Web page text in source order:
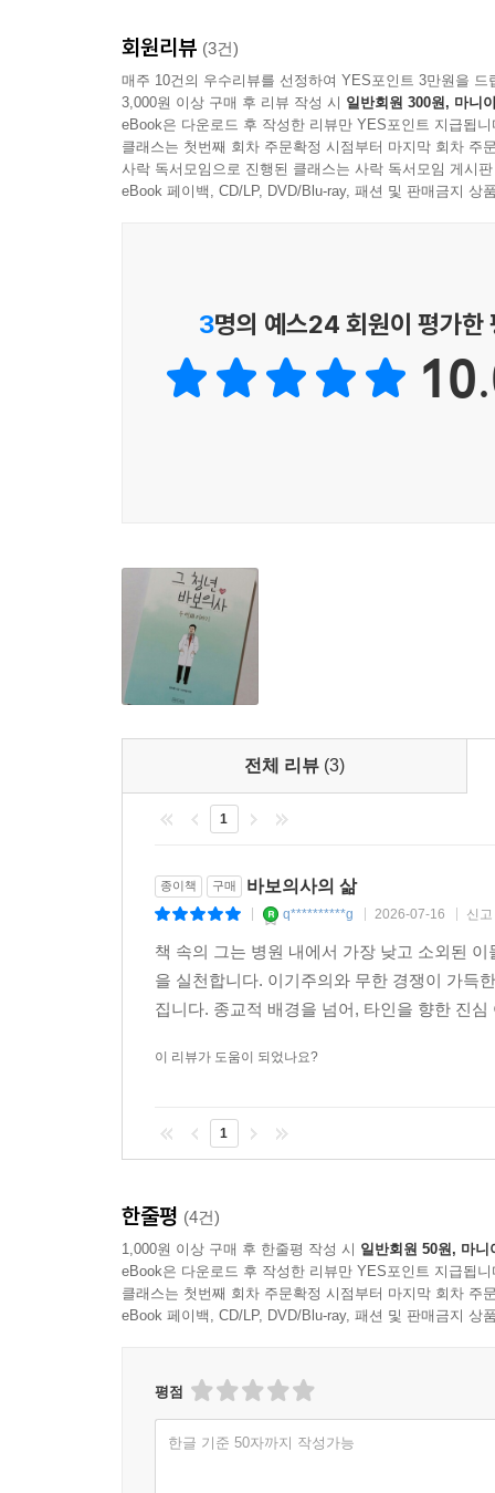
--- pp.117-118
나는 두 가지를 생각했다. 한 가지는 ‘주님을 만
이 노래를 부르고 있는 사람의 말을 들어 보면 결
는 마음이 내게 있는가?’라는 질문이었다.
육신이 피곤하면 이내 하나님을 잊어버리는 나.
책인 『그 청년 바보의사』의 표지에는 이런 글
오신 그리스도라는 사실을 기억할 수 있을까?”
저는 매주 수천 명의 회중 앞에서 설교를 합니다.
있는 한 사람 한 사람에게 얼마나 진지했는지,
부끄러웠습니다. 무엇보다 그를 사랑했던 열한
추억하며 하늘나라에서 만날 것을 기다리는 사람
예수님만 바라보고 산 사람이기 때문이죠. 세상
이 책을 보니 저도 바보처럼 살아가야겠다는 마
아니었고, 물질의 복이나 장수의 복을 누린 것도
죽음이 생명이 되고, 절망이 희망이 된 역설입
되었습니다. 그리고 세태에 찌든 우리에게 요청
- 김신곤 (고려대학교 의과대학 교수)
곁을 이제 잠시 떠났지만, 그 선한 영향력은 세상
책이 빛을 보는데 작은 기여를 한 것이 저의 가장
마음을 회복하곤 합니다.
- 김진용 (차움병원 병원장)
성경은 온통 ‘사람이야기’로 가득합니다. 예수님
그의 이야기를 이어가는 전달자로 세워지며,
더군다나 성경이 말하는 진짜 ‘사람’ 이야기가
녹여 믿음의 움을 틔우게 되길 기대합니다.
- 송태근 (삼일교회 담임목사)
지금쯤 중년이 되었을) 한 청년이 있다. 그는 현
추구하는 앎과 삶을 통합한 자신의 삶을 풀어낸다
그래서 그의 글들 이면의 죄된 모습도 없지 않았
값비싼 용서를 받은 죄인이었다. 그래서 더욱 그
바라볼 수 있다.
- 이정규 (시광교회 담임목사)
종류의 삶을 살아 냈다. 가늘고 길게라고 외치
울리는 하나님의 말씀에 귀를 기울일 것인가 말
회원리뷰 (3건)
매주 10건의 우수리뷰를 선정하여 YES포인트 3만원을 드
3,000원 이상 구매 후 리뷰 작성 시 일반회원 300원, 마니
eBook은 다운로드 후 작성한 리뷰만 YES포인트 지급됩니
클래스는 첫번째 회차 주문확정 시점부터 마지막 회차 주
사락 독서모임으로 진행된 클래스는 사락 독서모임 게시
eBook 페이백, CD/LP, DVD/Blu-ray, 패션 및 판매금지 상
3명의 예스24 회원이 평가한
전체 리뷰 (3)
1
종이책 구매 바보의사의 삶
q**********g 2026-07-16 신고
책 속의 그는 병원 내에서 가장 낮고 소외된
을 실천합니다. 이기주의와 무한 경쟁이 가득
집니다. 종교적 배경을 넘어, 타인을 향한 진
이 리뷰가 도움이 되었나요?
1
한줄평 (4건)
1,000원 이상 구매 후 한줄평 작성 시 일반회원 50원, 마니
eBook은 다운로드 후 작성한 리뷰만 YES포인트 지급됩니
클래스는 첫번째 회차 주문확정 시점부터 마지막 회차 주
eBook 페이백, CD/LP, DVD/Blu-ray, 패션 및 판매금지 상
평점
한글 기준 50자까지 작성가능